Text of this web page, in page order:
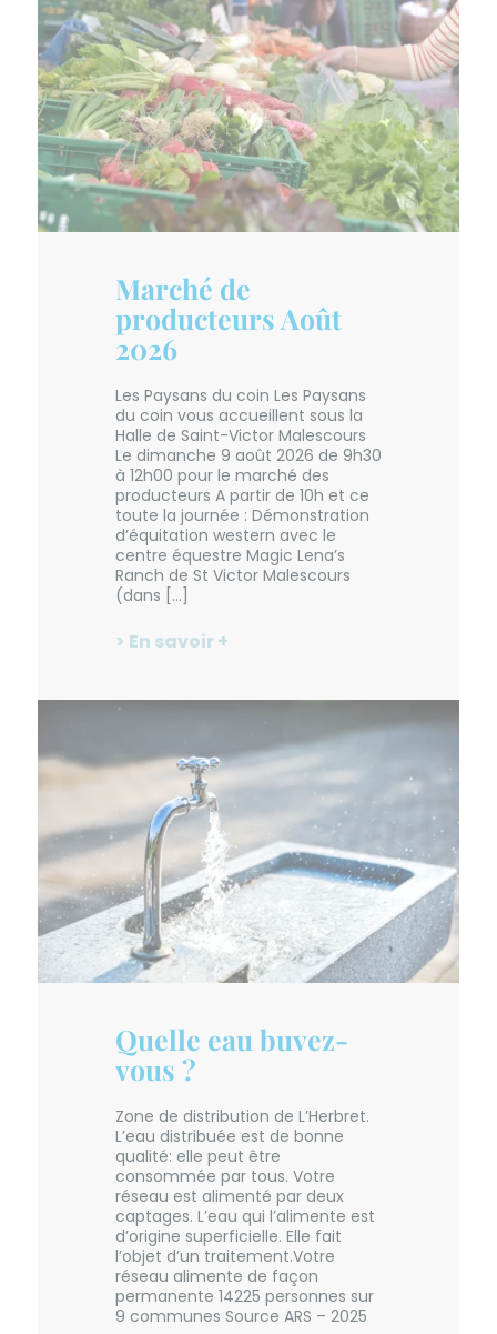
Marché de
producteurs Août
2026
Les Paysans du coin Les Paysans
du coin vous accueillent sous la
Halle de Saint-Victor Malescours
Le dimanche 9 août 2026 de 9h30
à 12h00 pour le marché des
producteurs A partir de 10h et ce
toute la journée : Démonstration
d’équitation western avec le
centre équestre Magic Lena’s
Ranch de St Victor Malescours
(dans […]
> En savoir +
Quelle eau buvez-
vous ?
Zone de distribution de L’Herbret.
L’eau distribuée est de bonne
qualité: elle peut être
consommée par tous. Votre
réseau est alimenté par deux
captages. L’eau qui l’alimente est
d’origine superficielle. Elle fait
l’objet d’un traitement.Votre
réseau alimente de façon
permanente 14225 personnes sur
9 communes Source ARS – 2025